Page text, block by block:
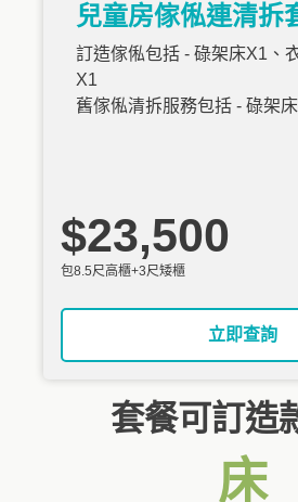
兒童房傢俬連清拆
訂造傢俬包括 - 碌架床X1、
X1
舊傢俬清拆服務包括 - 碌架
$23,500
包8.5尺高櫃+3尺矮櫃
立即查詢
套餐可訂造
床